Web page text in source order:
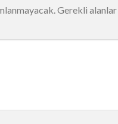
Gerekli alanlar